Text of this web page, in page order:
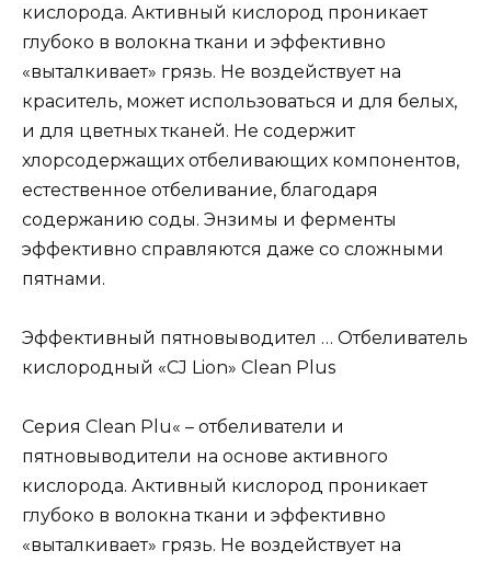
кислорода. Активный кислород проникает
глубоко в волокна ткани и эффективно
«выталкивает» грязь. Не воздействует на
краситель, может использоваться и для белых,
и для цветных тканей. Не содержит
хлорсодержащих отбеливающих компонентов,
естественное отбеливание, благодаря
содержанию соды. Энзимы и ферменты
эффективно справляются даже со сложными
пятнами.
Эффективный пятновыводител … Отбеливатель
кислородный «CJ Lion» Clean Plus
Серия Clean Plu« – отбеливатели и
пятновыводители на основе активного
кислорода. Активный кислород проникает
глубоко в волокна ткани и эффективно
«выталкивает» грязь. Не воздействует на